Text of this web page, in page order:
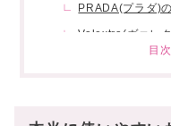
PRADA(プラダ)
Valextra(ヴァレ
Saint Laurent(サ